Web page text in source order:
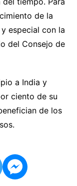
de la
especial con la
del Consejo de
a India y
ciento de su
de los